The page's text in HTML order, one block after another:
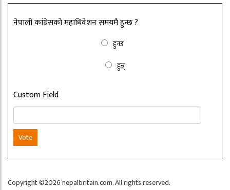
नेपाली कांग्रेसको महाधिवेशन समयमै हुन्छ ?
हुन्छ
हुन्न्
Custom Field
Vote
Copyright ©2026 nepalbritain.com. All rights reserved.